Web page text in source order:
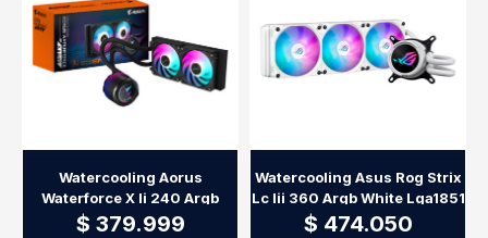
Watercooling Aorus
Waterforce X Ii 240 Argb
$ 379.999
Watercooling Asus Rog Strix
Lc Iii 360 Argb White Lga1851
$ 474.050